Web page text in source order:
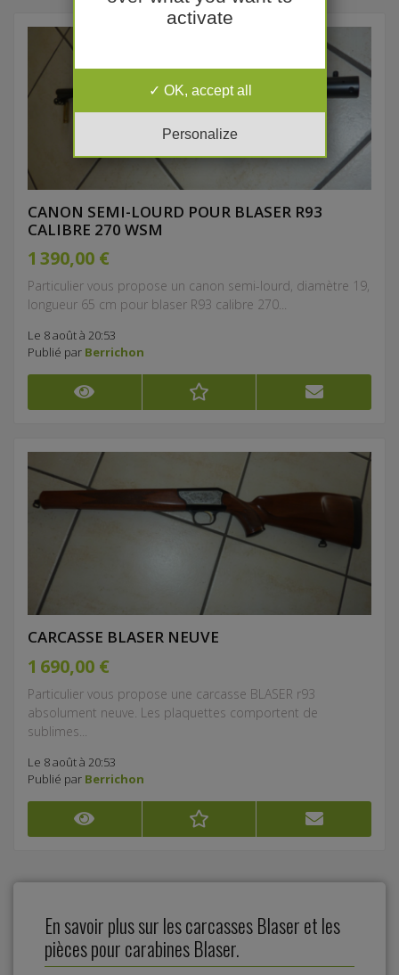
CANON SEMI-LOURD POUR BLASER R93
CALIBRE 270 WSM
1 390,00 €
Particulier vous propose un canon semi-lourd, diamètre 19,
longueur 65 cm pour blaser R93 calibre 270...
Le 8 août à 20:53
Publié par Berrichon
CARCASSE BLASER NEUVE
1 690,00 €
Particulier vous propose une carcasse BLASER r93
absolument neuve. Les plaquettes comportent de
sublimes...
Le 8 août à 20:53
Publié par Berrichon
En savoir plus sur les carcasses Blaser et les
pièces pour carabines Blaser.
activate
OK, accept all
Personalize